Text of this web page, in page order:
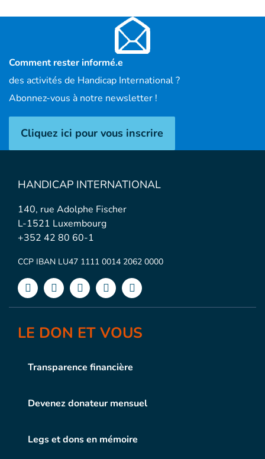
Comment rester informé.e
des activités de Handicap International ?
Abonnez-vous à notre newsletter !
Cliquez ici pour vous inscrire
HANDICAP INTERNATIONAL
140, rue Adolphe Fischer
L-1521 Luxembourg
+352 42 80 60-1
CCP IBAN LU47 1111 0014 2062 0000
LE DON ET VOUS
Transparence financière
Devenez donateur mensuel
Legs et dons en mémoire